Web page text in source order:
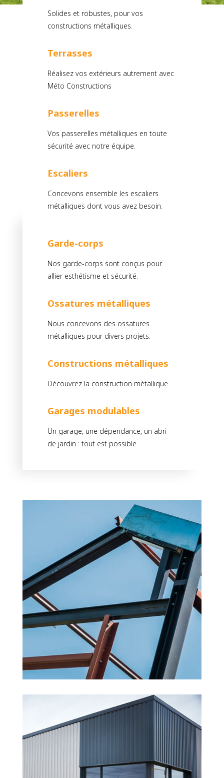
Solides et robustes, pour vos
constructions métalliques.
Terrasses
Réalisez vos extérieurs autrement avec
Méto Constructions
Passerelles
Vos passerelles métalliques en toute
sécurité avec notre équipe.
Escaliers
Concevons ensemble les escaliers
métalliques dont vous avez besoin.
Garde-corps
Nos garde-corps sont conçus pour
allier esthétisme et sécurité.
Ossatures métalliques
Nous concevons des ossatures
métalliques pour divers projets.
Constructions métalliques
Découvrez la construction métallique.
Garages modulables
Un garage, une dépendance, un abri
de jardin : tout est possible.